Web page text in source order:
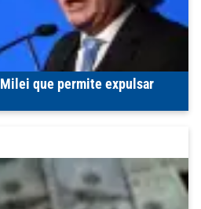
que permite expulsar